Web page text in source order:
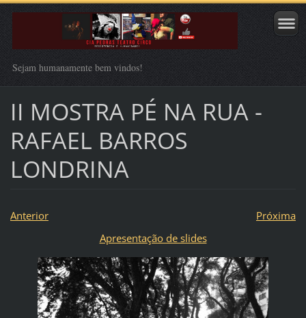
Sejam humanamente bem vindos!
II MOSTRA PÉ NA RUA -
RAFAEL BARROS
LONDRINA
Anterior
Próxima
Apresentação de slides